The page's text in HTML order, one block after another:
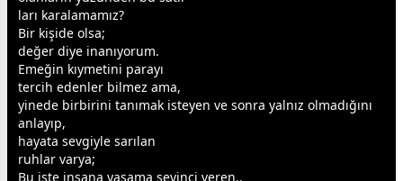
ları karalamamız?
Bir kişide olsa;
değer diye inanıyorum.
Emeğin kıymetini parayı
tercih edenler bilmez ama,
yinede birbirini tanımak isteyen ve sonra yalnız olmadığını
anlayıp,
hayata sevgiyle sarılan
ruhlar varya;
Bu işte insana yaşama sevinci veren..